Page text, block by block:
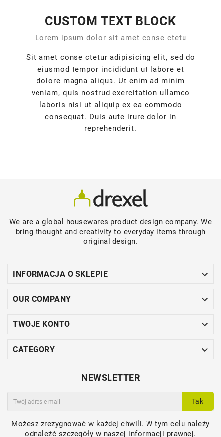
CUSTOM TEXT BLOCK
Lorem ipsum dolor sit amet conse ctetu
Sit amet conse ctetur adipisicing elit, sed do
eiusmod tempor incididunt ut labore et
dolore magna aliqua. Ut enim ad minim
veniam, quis nostrud exercitation ullamco
laboris nisi ut aliquip ex ea commodo
consequat. Duis aute irure dolor in
reprehenderit.
We are a global housewares product design company. We
bring thought and creativity to everyday items through
original design.
INFORMACJA O SKLEPIE 
OUR COMPANY 
TWOJE KONTO 
CATEGORY 
NEWSLETTER
Tak
Możesz zrezygnować w każdej chwili. W tym celu należy
odnaleźć szczegóły w naszej informacji prawnej.